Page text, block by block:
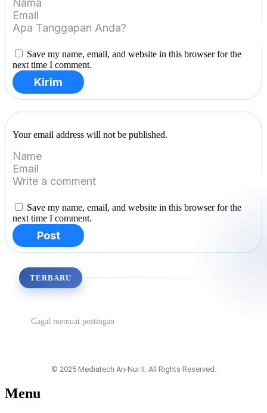
Save my name, email, and website in this browser for the
next time I comment.
Kirim
Your email address will not be published.
Save my name, email, and website in this browser for the
next time I comment.
Post
TERBARU
Gagal memuat postingan
© 2025 Mediatech An-Nur II. All Rights Reserved.
Menu